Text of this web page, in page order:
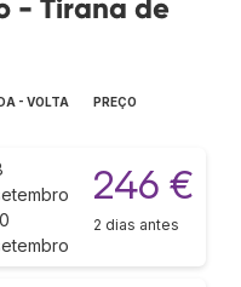
- Tirana de
- VOLTA PREÇO
246 €
2 dias antes